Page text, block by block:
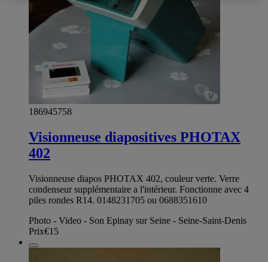
186945758
Visionneuse diapositives PHOTAX
402
Visionneuse diapos PHOTAX 402, couleur verte. Verre
condenseur supplémentaire a l'intérieur. Fonctionne avec 4
piles rondes R14. 0148231705 ou 0688351610
Photo - Video - Son Epinay sur Seine - Seine-Saint-Denis
Prix€15